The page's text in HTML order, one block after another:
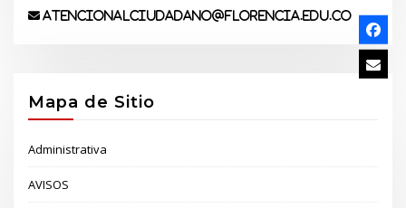
atencionalciudadano@florencia.edu.co
Mapa de Sitio
Administrativa
AVISOS